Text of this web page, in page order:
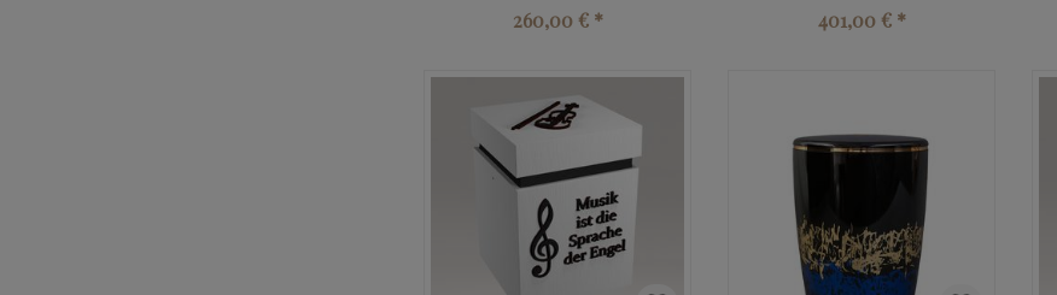
260,00 € * 401,00 € *